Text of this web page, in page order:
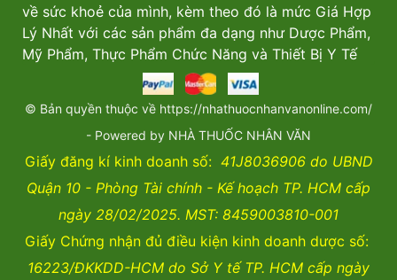
về sức khoẻ của mình, kèm theo đó là mức Giá Hợp
Lý Nhất với các sản phẩm đa dạng như Dược Phẩm,
Mỹ Phẩm, Thực Phẩm Chức Năng và Thiết Bị Y Tế
© Bản quyền thuộc về https://nhathuocnhanvanonline.com/
- Powered by NHÀ THUỐC NHÂN VĂN
Giấy đăng kí kinh doanh số: 41J8036906 do UBND
Quận 10 - Phòng Tài chính - Kế hoạch TP. HCM cấp
ngày 28/02/2025. MST: 8459003810-001
Giấy Chứng nhận đủ điều kiện kinh doanh dược số:
16223/ĐKKDD-HCM do Sở Y tế TP. HCM cấp ngày